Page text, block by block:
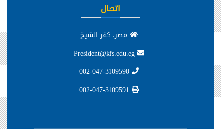
اتصال
مصر، كفر الشيخ